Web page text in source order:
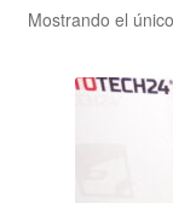
Mostrando el